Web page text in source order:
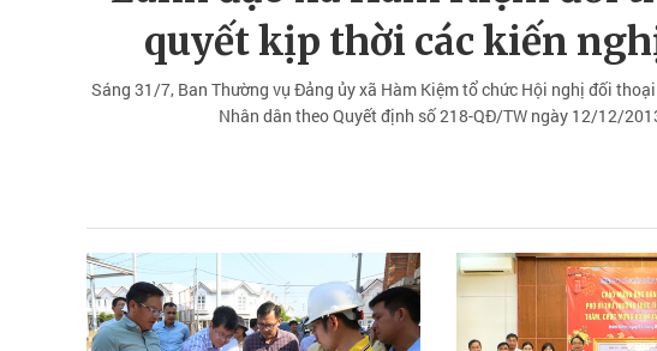
quyết kịp thời các kiến
Sáng 31/7, Ban Thường vụ Đảng ủy xã Hàm Kiệm tổ chức Hội nghị đối
Nhân dân theo Quyết định số 218-QĐ/TW ngày 12/12/